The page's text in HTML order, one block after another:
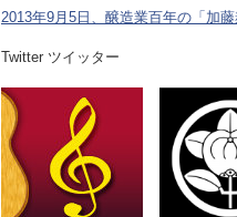
2013年9月5日、醸造業百年の「加
Twitter ツイッター